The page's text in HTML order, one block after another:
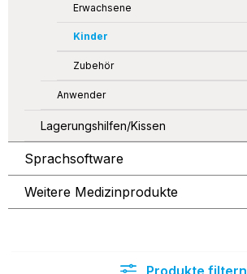
Erwachsene
Kinder
Zubehör
Anwender
Lagerungshilfen/Kissen
Sprachsoftware
Weitere Medizinprodukte